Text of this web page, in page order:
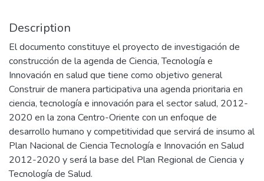
Description
El documento constituye el proyecto de investigación de
construcción de la agenda de Ciencia, Tecnología e
Innovación en salud que tiene como objetivo general
Construir de manera participativa una agenda prioritaria en
ciencia, tecnología e innovación para el sector salud, 2012-
2020 en la zona Centro-Oriente con un enfoque de
desarrollo humano y competitividad que servirá de insumo al
Plan Nacional de Ciencia Tecnología e Innovación en Salud
2012-2020 y será la base del Plan Regional de Ciencia y
Tecnología de Salud.